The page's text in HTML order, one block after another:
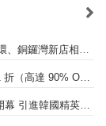
韓式燒肉「火桶（Hwa Tong）」正式進軍港島… 上環、銅鑼灣新店相繼開幕
尖沙咀名牌 Outlets J.OUTLET 限時震撼優惠 低至 1 折（高達 90% OFF）
【K-芭蕾風靡世界】 JB Studio and Company 在港開幕 引進韓國精英芭蕾教育系統